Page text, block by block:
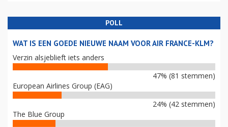
POLL
WAT IS EEN GOEDE NIEUWE NAAM VOOR AIR FRANCE-KLM?
Verzin alsjeblieft iets anders
47% (81 stemmen)
European Airlines Group (EAG)
24% (42 stemmen)
The Blue Group